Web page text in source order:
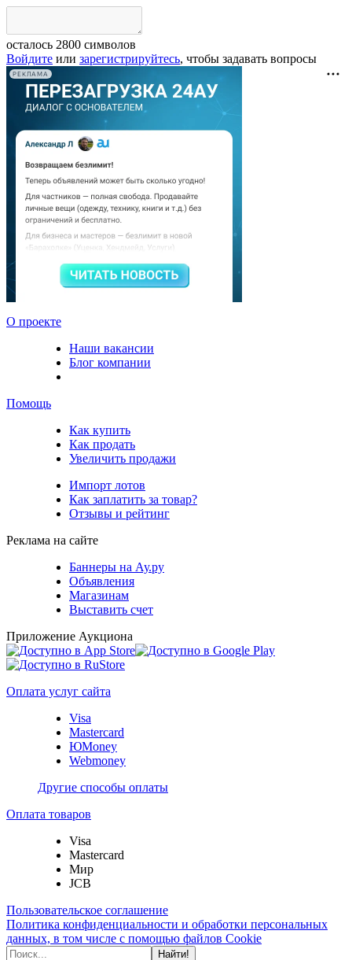
осталось 2800 символов
Войдите или зарегистрируйтесь, чтобы задавать вопросы
РЕКЛАМА
О проекте
Наши вакансии
Блог компании
Помощь
Как купить
Как продать
Увеличить продажи
Импорт лотов
Как заплатить за товар?
Отзывы и рейтинг
Реклама на сайте
Баннеры на Ау.ру
Объявления
Магазинам
Выставить счет
Приложение Аукциона
Оплата услуг сайта
Visa
Mastercard
ЮMoney
Webmoney
Другие способы оплаты
Оплата товаров
Visa
Mastercard
Мир
JCB
Пользовательское соглашение
Политика конфиденциальности и обработки персональных
данных, в том числе с помощью файлов Cookie
Найти!